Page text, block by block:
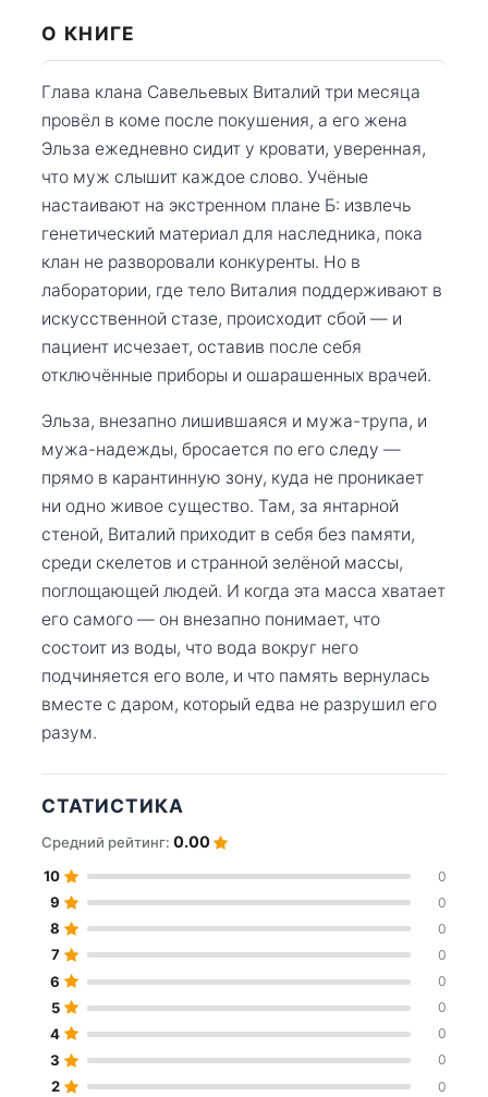
О КНИГЕ
Глава клана Савельевых Виталий три месяца
провёл в коме после покушения, а его жена
Эльза ежедневно сидит у кровати, уверенная,
что муж слышит каждое слово. Учёные
настаивают на экстренном плане Б: извлечь
генетический материал для наследника, пока
клан не разворовали конкуренты. Но в
лаборатории, где тело Виталия поддерживают в
искусственной стазе, происходит сбой — и
пациент исчезает, оставив после себя
отключённые приборы и ошарашенных врачей.
Эльза, внезапно лишившаяся и мужа-трупа, и
мужа-надежды, бросается по его следу —
прямо в карантинную зону, куда не проникает
ни одно живое существо. Там, за янтарной
стеной, Виталий приходит в себя без памяти,
среди скелетов и странной зелёной массы,
поглощающей людей. И когда эта масса хватает
его самого — он внезапно понимает, что
состоит из воды, что вода вокруг него
подчиняется его воле, и что память вернулась
вместе с даром, который едва не разрушил его
разум.
СТАТИСТИКА
Средний рейтинг: 0.00
10 0
9 0
8 0
7 0
6 0
5 0
4 0
3 0
2 0